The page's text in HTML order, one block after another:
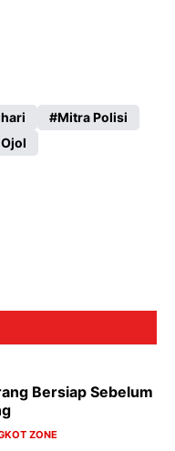
Mitra Polisi
Bersiap Sebelum
ZONE